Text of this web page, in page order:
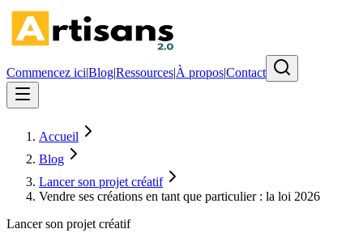
Commencez ici|Blog|Ressources|À propos|Contact
Accueil
Blog
Lancer son projet créatif
Vendre ses créations en tant que particulier : la loi 2026
Lancer son projet créatif